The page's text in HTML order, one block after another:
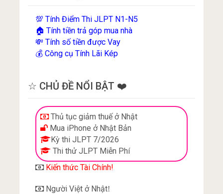
💯Tính Điểm Thi JLPT N1-N5
🏠Tính tiền trả góp mua nhà
💸Tính số tiền được Vay
💰Công cụ Tính Lãi Kép
☆ CHỦ ĐỀ NỔI BẬT ❤️
Thủ tục giảm thuế ở Nhật
Mua iPhone ở Nhật Bản
Kỳ thi JLPT 7/2026
Thi thử JLPT Miễn Phí
Kiến thức Tài Chính!
Người Việt ở Nhật!